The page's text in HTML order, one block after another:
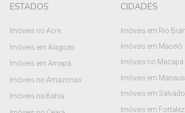
ESTADOS
Imóveis no Acre
Imóveis em Alagoas
Imóveis em Amapá
Imóveis no Amazonas
Imóveis na Bahia
CIDADES
Imóveis em Rio
Imóveis em Maceió
Imóveis no Macapá
Imóveis em Manaus
Imóveis em
Imóveis em